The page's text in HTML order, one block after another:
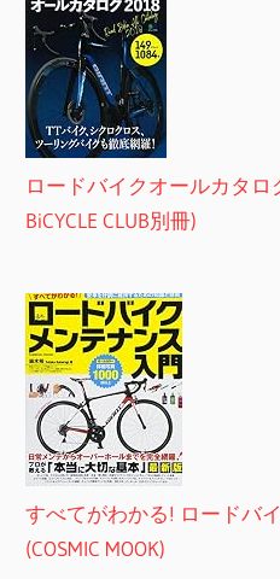
ロードバイクオールカタ
BiCYCLE CLUB別冊)
すべてがわかる! ロードバ
(COSMIC MOOK)